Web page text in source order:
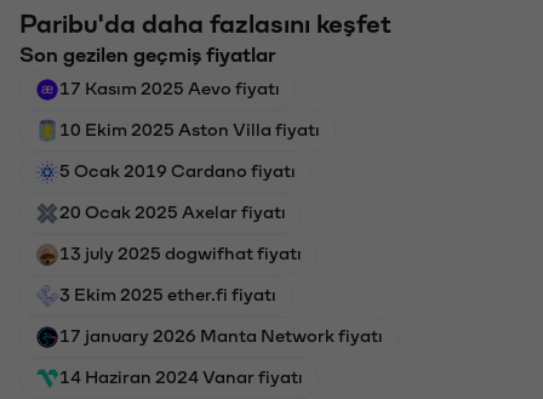
Paribu'da daha fazlasını keşfet
Son gezilen geçmiş fiyatlar
17 Kasım 2025 Aevo fiyatı
10 Ekim 2025 Aston Villa fiyatı
5 Ocak 2019 Cardano fiyatı
20 Ocak 2025 Axelar fiyatı
13 july 2025 dogwifhat fiyatı
3 Ekim 2025 ether.fi fiyatı
17 january 2026 Manta Network fiyatı
14 Haziran 2024 Vanar fiyatı